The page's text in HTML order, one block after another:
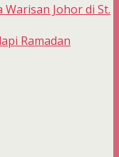
Johor di St.
Ramadan